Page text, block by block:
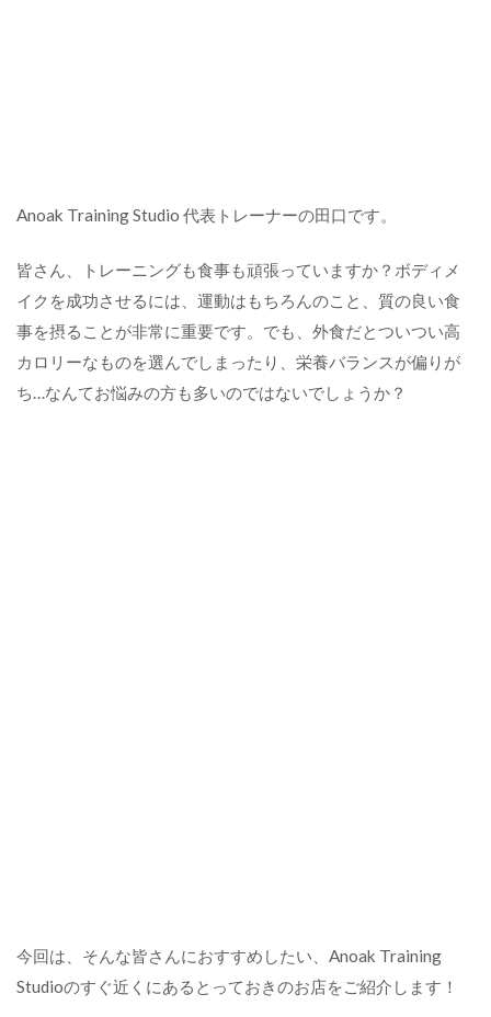
Anoak Training Studio 代表トレーナーの田口です。
皆さん、トレーニングも食事も頑張っていますか？ボディメ
イクを成功させるには、運動はもちろんのこと、質の良い食
事を摂ることが非常に重要です。でも、外食だとついつい高
カロリーなものを選んでしまったり、栄養バランスが偏りが
ち…なんてお悩みの方も多いのではないでしょうか？
今回は、そんな皆さんにおすすめしたい、Anoak Training
Studioのすぐ近くにあるとっておきのお店をご紹介します！